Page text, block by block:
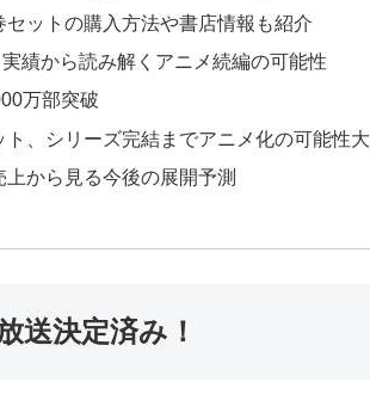
ットの購入方法や書店情報も紹介
績から読み解くアニメ続編の可能性
万部突破
、シリーズ完結までアニメ化の可能性大
から見る今後の展開予測
送決定済み！